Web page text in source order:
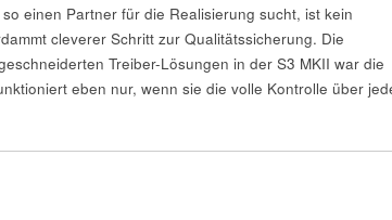
einen Partner für die Realisierung sucht, ist kein
cleverer Schritt zur Qualitätssicherung. Die
Treiber-Lösungen in der S3 MKII war die
eben nur, wenn sie die volle Kontrolle über